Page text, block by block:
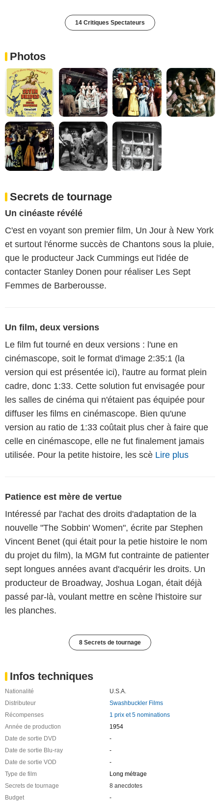
14 Critiques Spectateurs
Photos
Secrets de tournage
Un cinéaste révélé
C'est en voyant son premier film, Un Jour à New York
et surtout l'énorme succès de Chantons sous la pluie,
que le producteur Jack Cummings eut l'idée de
contacter Stanley Donen pour réaliser Les Sept
Femmes de Barberousse.
Un film, deux versions
Le film fut tourné en deux versions : l'une en
cinémascope, soit le format d'image 2:35:1 (la
version qui est présentée ici), l'autre au format plein
cadre, donc 1:33. Cette solution fut envisagée pour
les salles de cinéma qui n'étaient pas équipée pour
diffuser les films en cinémascope. Bien qu'une
version au ratio de 1:33 coûtait plus cher à faire que
celle en cinémascope, elle ne fut finalement jamais
utilisée. Pour la petite histoire, les scè Lire plus
Patience est mère de vertue
Intéressé par l'achat des droits d'adaptation de la
nouvelle "The Sobbin' Women", écrite par Stephen
Vincent Benet (qui était pour la petie histoire le nom
du projet du film), la MGM fut contrainte de patienter
sept longues années avant d'acquérir les droits. Un
producteur de Broadway, Joshua Logan, était déjà
passé par-là, voulant mettre en scène l'histoire sur
les planches.
8 Secrets de tournage
Infos techniques
Nationalité
U.S.A.
Distributeur
Swashbuckler Films
Récompenses
1 prix et 5 nominations
Année de production
1954
Date de sortie DVD
-
Date de sortie Blu-ray
-
Date de sortie VOD
-
Type de film
Long métrage
Secrets de tournage
8 anecdotes
Budget
-